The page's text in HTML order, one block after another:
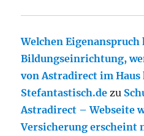
Welchen Eigenanspruch
Bildungseinrichtung,
von Astradirect im Haus
Stefantastisch.de zu
Astradirect – Webseite
Versicherung erscheint